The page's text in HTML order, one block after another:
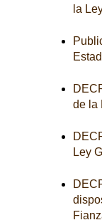
la
de la
Ley